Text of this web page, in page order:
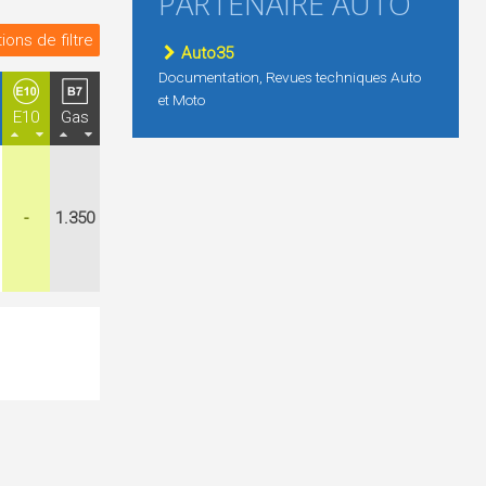
de filtre
E10 Gas
- 1.350
Auto35
Documentation, Revues techniques Auto
et Moto